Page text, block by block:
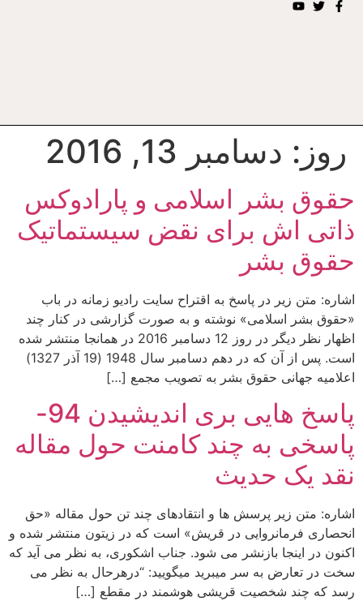
روز: دسامبر 13, 2016
حقوق بشر اسلامی و پارادوکس
ذاتی اش برای نقض سیستماتیک
حقوق بشر
اشاره: متن زیر در پاسخ به اقتراح سایت رادیو زمانه در باب
«حقوق بشر اسلامی» نوشته و به صورت گزارشی در کنار چند
اظهار نظر دیگر در روز 12 دسامبر 2016 در همانجا منتشر شده
است. پس از آن که در دهم دسامبر سال 1948 (19 آذر 1327)
اعلامیه جهانی حقوق بشر به تصویب مجمع […]
پاسخ هایی بری اندیشیدن 94-
پاسخی به چند کامنت حول مقاله
نقد یک حدیث
اشاره: متن زیر پرسش ها و انتقادهای چند تن حول مقاله «حق
انحصاری فرمانروایی در قریش» است که در زیتون منتشر شده و
اکنون در اینجا بازنشر می شود. جناب اشکوری، به نظر می آید که
سخت در تعارض به سر میبرید میگویید: “درهرحال به نظر می
رسد که چند شخصیت قریشی هوشمند در مقطع […]